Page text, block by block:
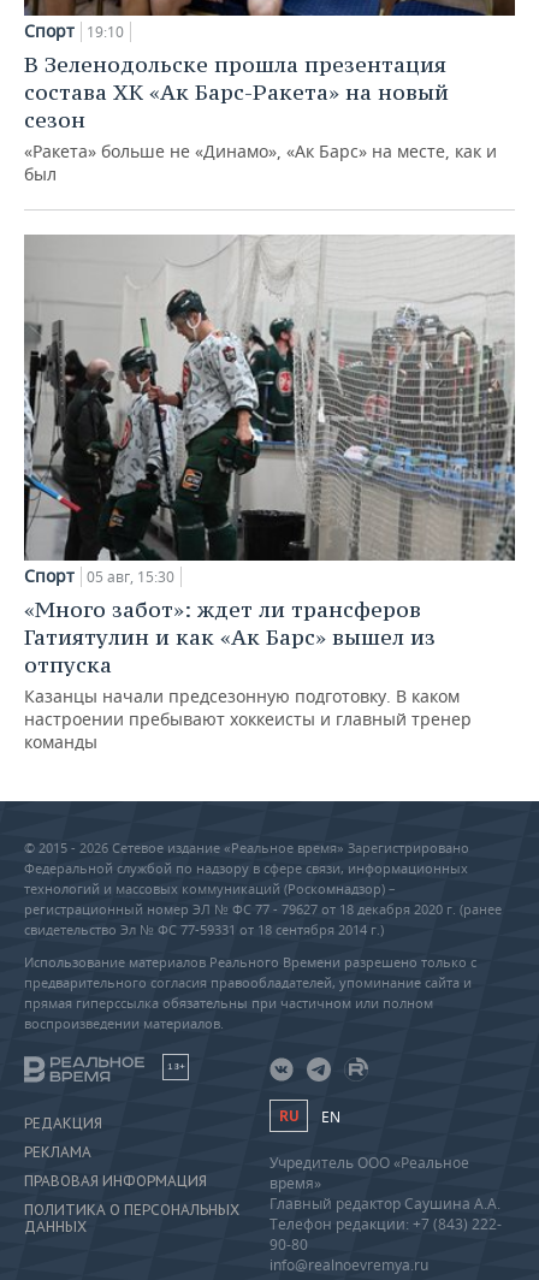
Спорт 19:10
В Зеленодольске прошла презентация
состава ХК «Ак Барс-Ракета» на новый
сезон
«Ракета» больше не «Динамо», «Ак Барс» на месте, как и
был
Спорт 05 авг, 15:30
«Много забот»: ждет ли трансферов
Гатиятулин и как «Ак Барс» вышел из
отпуска
Казанцы начали предсезонную подготовку. В каком
настроении пребывают хоккеисты и главный тренер
команды
© 2015 - 2026 Сетевое издание «Реальное время» Зарегистрировано
Федеральной службой по надзору в сфере связи, информационных
технологий и массовых коммуникаций (Роскомнадзор) –
регистрационный номер ЭЛ № ФС 77 - 79627 от 18 декабря 2020 г. (ранее
свидетельство Эл № ФС 77-59331 от 18 сентября 2014 г.)
Использование материалов Реального Времени разрешено только с
предварительного согласия правообладателей, упоминание сайта и
прямая гиперссылка обязательны при частичном или полном
воспроизведении материалов.
18+
РЕДАКЦИЯ
РЕКЛАМА
ПРАВОВАЯ ИНФОРМАЦИЯ
ПОЛИТИКА О ПЕРСОНАЛЬНЫХ
ДАННЫХ
RU EN
Учредитель ООО «Реальное
время»
Главный редактор Саушина А.А.
Телефон редакции: +7 (843) 222-
90-80
info@realnoevremya.ru